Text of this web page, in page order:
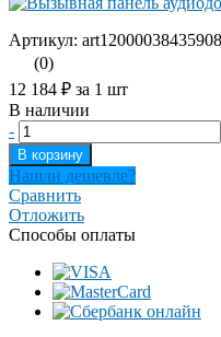
Артикул:
(0)
12 184 ₽ за 1 шт
В наличии
-
В корзину
Нашли дешевле?
Сравнить
Отложить
Способы оплаты